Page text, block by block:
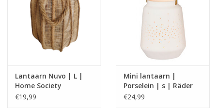
Lantaarn Nuvo | L |
Home Society
€19,99
Mini lantaarn |
Porselein | s | Räder
€24,99